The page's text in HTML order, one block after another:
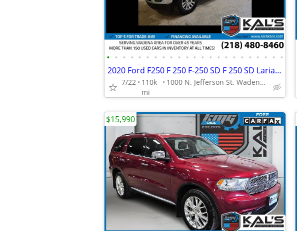
• • • • • • • • • • • • • • • • • • • • • • •
2020 Ford F250 F 250 F-250 SD F 250 SD Lariat Crew CabTruck
7/22
110k
mi
1000 N. Jefferson St. Wadena, MN 56482
$15,990